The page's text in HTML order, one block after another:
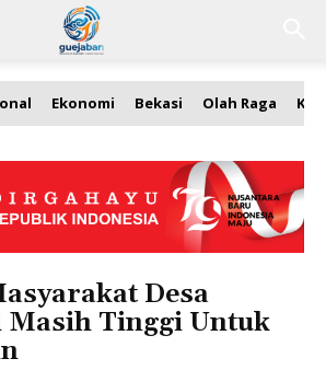
Ekonomi Bekasi Olah Raga
Desa
Masih Tinggi Untuk